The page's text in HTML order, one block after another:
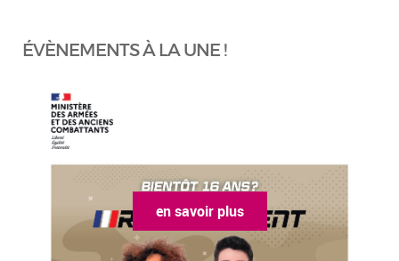
ÉVÈNEMENTS À LA UNE !
en savoir plus